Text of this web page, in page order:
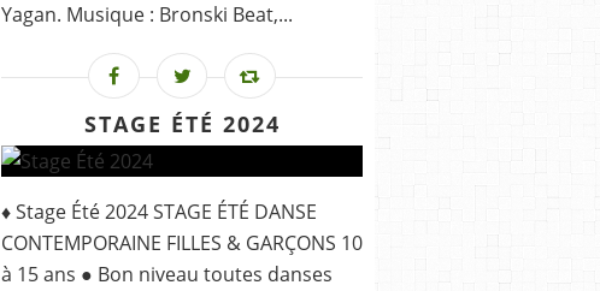
Yagan. Musique : Bronski Beat,...
STAGE ÉTÉ 2024
♦ Stage Été 2024 STAGE ÉTÉ DANSE
CONTEMPORAINE FILLES & GARÇONS 10
à 15 ans ● Bon niveau toutes danses